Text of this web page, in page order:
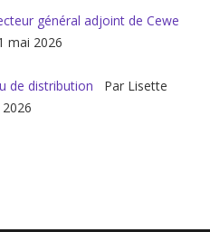
général adjoint de Cewe
mai 2026
de distribution
Par Lisette